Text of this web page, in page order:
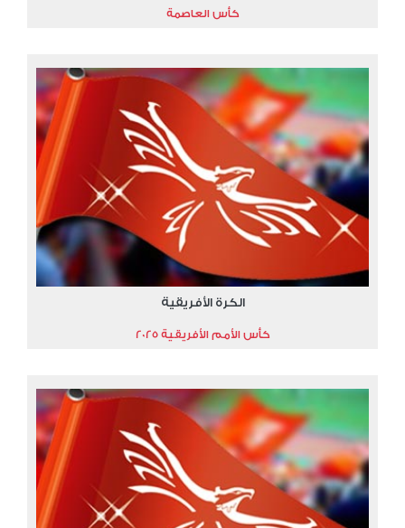
كأس العاصمة
الكرة الأفريقية
كأس الأمم الأفريقية 2025